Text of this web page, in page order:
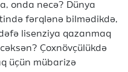
onda necə? Dünya
fərqlənə bilmədikdə,
lisenziya qazanmaq
Çoxnövçülükdə
üçün mübarizə